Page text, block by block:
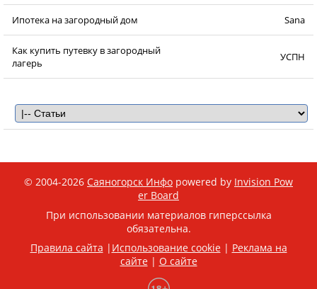
Ипотека на загородный дом Sana
Как купить путевку в загородный
лагерь
УСПН
© 2004-2026 Саяногорск Инфо powered by Invision Pow
er Board
При использовании материалов гиперссылка
обязательна.
Правила сайта | Использование cookie| Реклама на
сайте| О сайте